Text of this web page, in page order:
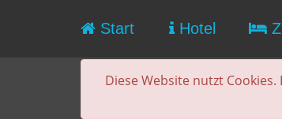
Diese Website nutzt
Start Hotel